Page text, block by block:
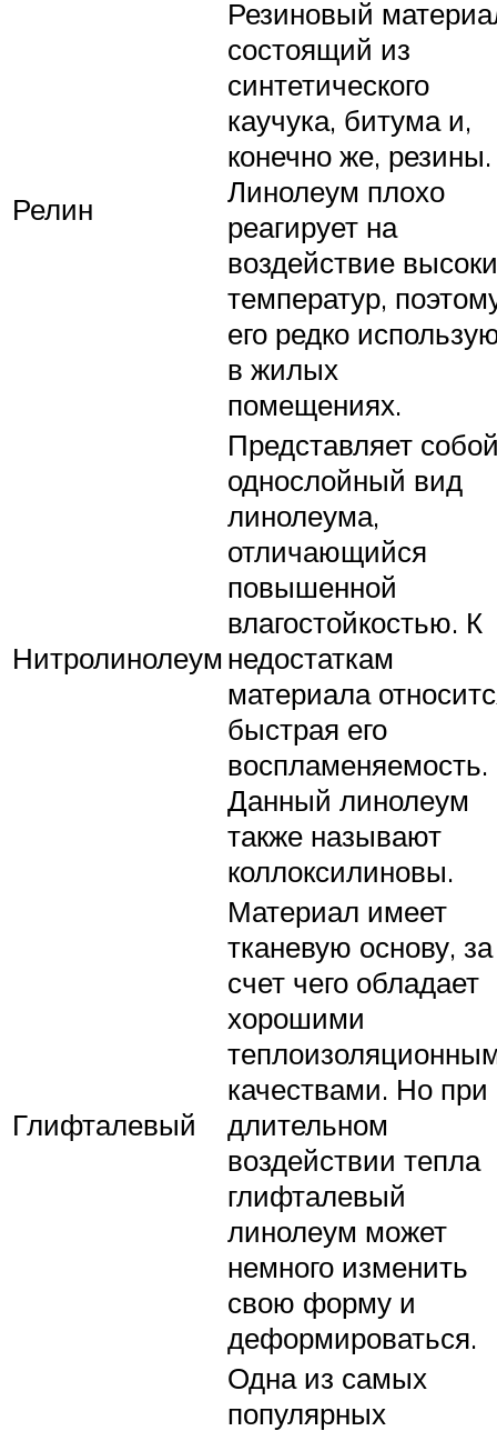
Релин
Резиновый
состоящий из
синтетического
каучука, битума и,
конечно же, резины.
Линолеум плохо
реагирует на
воздействие
температур,
его редко
в жилых
помещениях.
Нитролинолеум
Представляет
однослойный вид
линолеума,
отличающийся
повышенной
влагостойкостью. К
недостаткам
материала
быстрая его
воспламеняемость.
Данный линолеум
также называют
коллоксилиновы.
Глифталевый
Материал имеет
тканевую основу, за
счет чего обладает
хорошими
качествами. Но при
длительном
воздействии тепла
глифталевый
линолеум может
немного изменить
свою форму и
деформироваться.
Одна из самых
популярных